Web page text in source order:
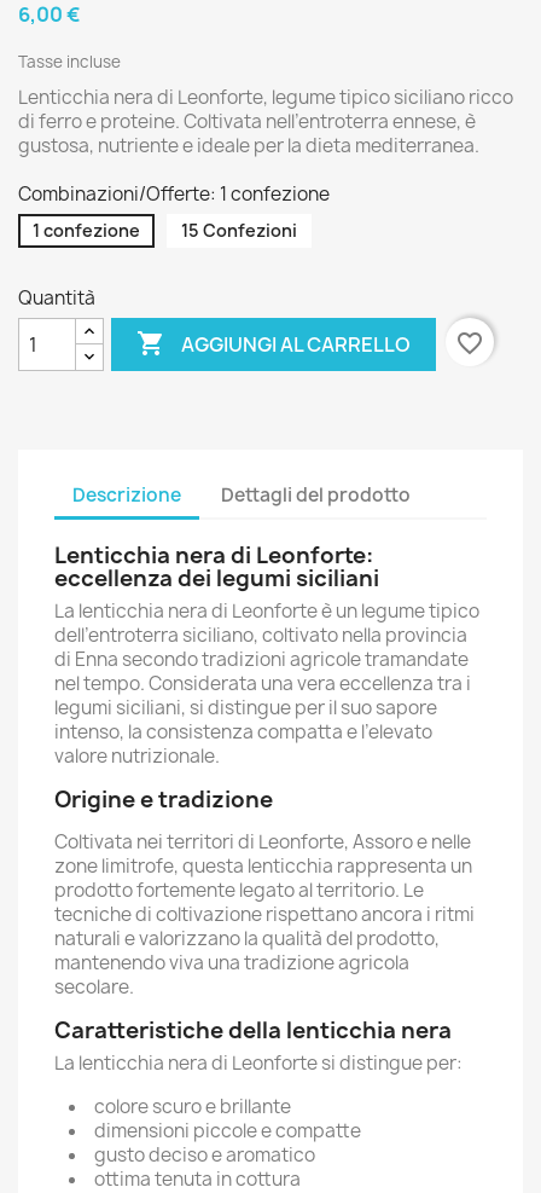
6,00 €
Tasse incluse
Lenticchia nera di Leonforte, legume tipico siciliano ricco
di ferro e proteine. Coltivata nell’entroterra ennese, è
gustosa, nutriente e ideale per la dieta mediterranea.
Combinazioni/Offerte: 1 confezione
1 confezione 15 Confezioni
Quantità
 AGGIUNGI AL CARRELLO favorite_border
Descrizione Dettagli del prodotto
Lenticchia nera di Leonforte:
eccellenza dei legumi siciliani
La lenticchia nera di Leonforte è un legume tipico
dell’entroterra siciliano, coltivato nella provincia
di Enna secondo tradizioni agricole tramandate
nel tempo. Considerata una vera eccellenza tra i
legumi siciliani, si distingue per il suo sapore
intenso, la consistenza compatta e l’elevato
valore nutrizionale.
Origine e tradizione
Coltivata nei territori di Leonforte, Assoro e nelle
zone limitrofe, questa lenticchia rappresenta un
prodotto fortemente legato al territorio. Le
tecniche di coltivazione rispettano ancora i ritmi
naturali e valorizzano la qualità del prodotto,
mantenendo viva una tradizione agricola
secolare.
Caratteristiche della lenticchia nera
La lenticchia nera di Leonforte si distingue per:
colore scuro e brillante
dimensioni piccole e compatte
gusto deciso e aromatico
ottima tenuta in cottura